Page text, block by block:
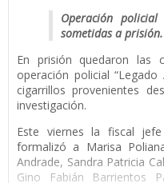
Operación
sometidas a prisión.
En prisión quedaron las
operación policial
cigarrillos provenientes
investigación.
Este viernes la fiscal
formalizó a Marisa
Andrade, Sandra Patricia
Gino Fabián Barrientos